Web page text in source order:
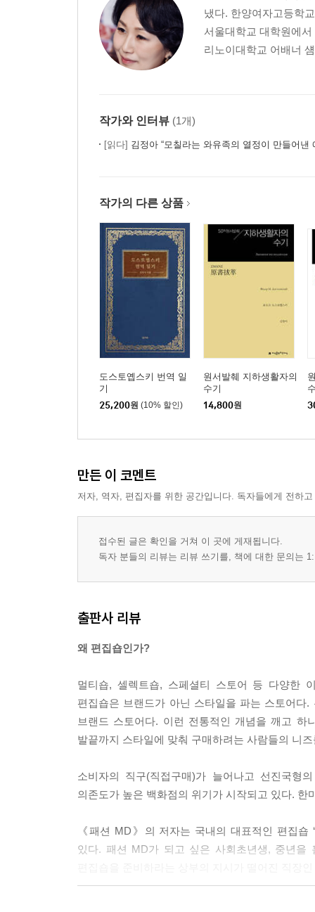
냈다. 한양여자고등학
서울대학교 대학원에
리노이대학교 어배너
작가와 인터뷰 (1개)
[읽다] 김정아 “모칠라는 와유족의 열정이 만들어낸
작가의 다른 상품
도스토옙스키 번역 일
기
25,200원 (10% 할인)
원서발췌 지하생활자의
수기
14,800원
만든 이 코멘트
저자, 역자, 편집자를 위한 공간입니다. 독자들에게 전하
접수된 글은 확인을 거쳐 이 곳에 게재됩니다.
독자 분들의 리뷰는 리뷰 쓰기를, 책에 대한 문의는
출판사 리뷰
왜 편집숍인가?
멀티숍, 셀렉트숍, 스페셜티 스토어 등 다양한
편집숍은 브랜드가 아닌 스타일을 파는 스토어다
브랜드 스토어다. 이런 전통적인 개념을 깨고
발끝까지 스타일에 맞춰 구매하려는 사람들의 니
소비자의 직구(직접구매)가 늘어나고 선진국
의존도가 높은 백화점의 위기가 시작되고 있다.
《패션 MD》의 저자는 국내의 대표적인 편집숍
있다. 패션 MD가 되고 싶은 사회초년생, 중년